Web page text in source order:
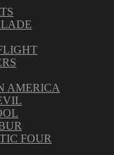
AMERICA
FOUR